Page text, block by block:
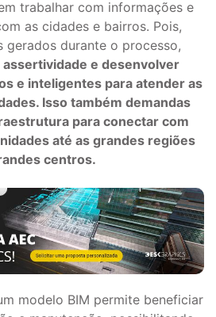
trabalhar com informações e
as cidades e bairros. Pois,
gerados durante o processo,
e desenvolver
e inteligentes para atender as
Isso também demandas
para conectar com
até as grandes regiões
centros.
modelo BIM permite beneficiar